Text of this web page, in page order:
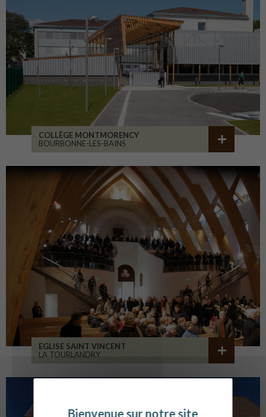
COLLÈGE MONTMORENCY
BOURBONNE-LES-BAINS
EGLISE SAINT VINCENT
LA TOURLANDRY